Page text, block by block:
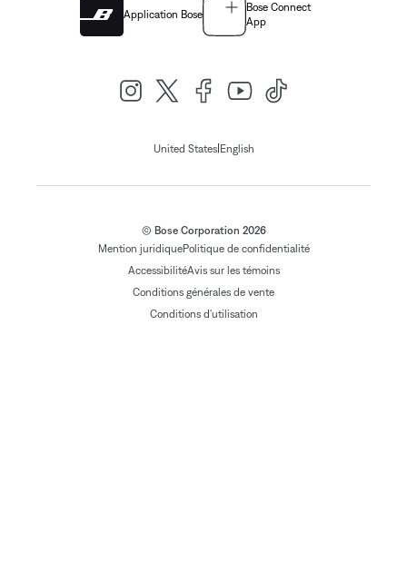
Application Bose
Bose Connect
App
United States| English
© Bose Corporation 2026
Mention juridiquePolitique de confidentialité
AccessibilitéAvis sur les témoins
Conditions générales de vente
Conditions d'utilisation